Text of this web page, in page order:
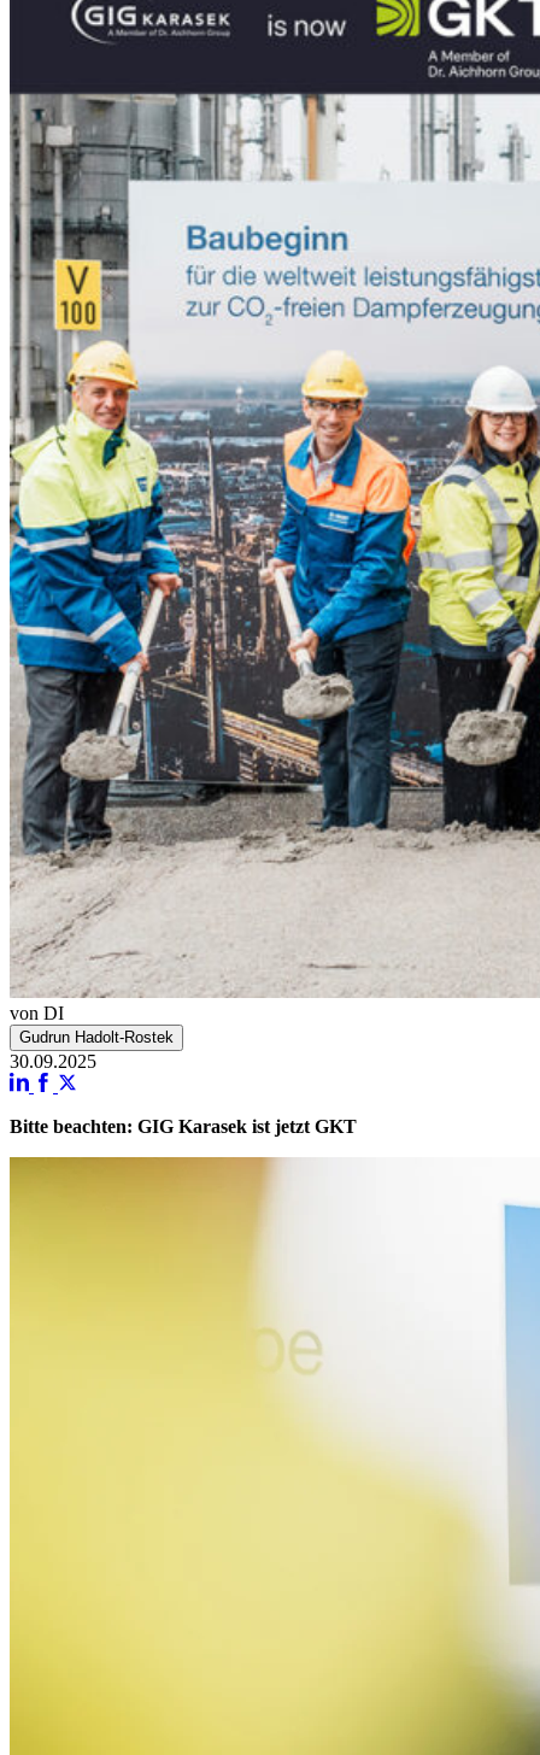
von DI
Gudrun Hadolt-Rostek
30.09.2025
Bitte beachten: GIG Karasek ist jetzt GKT